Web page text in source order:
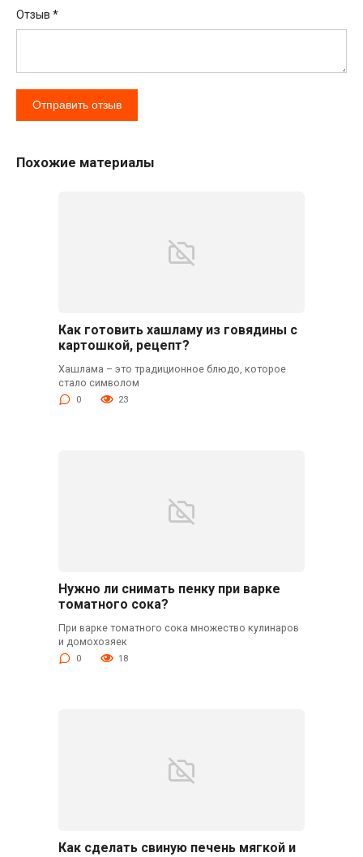
Отзыв *
Похожие материалы
Как готовить хашламу из говядины с
картошкой, рецепт?
Хашлама – это традиционное блюдо, которое
стало символом
0 23
Нужно ли снимать пенку при варке
томатного сока?
При варке томатного сока множество кулинаров
и домохозяек
0 18
Как сделать свиную печень мягкой и